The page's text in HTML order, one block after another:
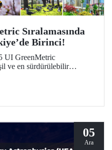
Sıralamasında
Birinci!
UI GreenMetric
ve en sürdürülebilir
dokuzuncu kez Türkiye
05
Ara